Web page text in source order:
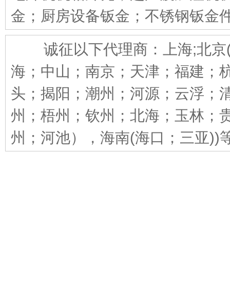
金；厨房设备钣金；不锈钢钣金
诚征以下代理商：上海;北京(
海；中山；南京；天津；福建；
头；揭阳；潮州；河源；云浮；
州；梧州；钦州；北海；玉林；
州；河池），海南(海口；三亚))